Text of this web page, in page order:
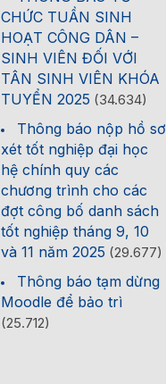
CHỨC TUẦN SINH
HOẠT CÔNG DÂN –
SINH VIÊN ĐỐI VỚI
TÂN SINH VIÊN KHÓA
TUYỂN 2025 (34.634)
Thông báo nộp hồ sơ
xét tốt nghiệp đại học
hệ chính quy các
chương trình cho các
đợt công bố danh sách
tốt nghiệp tháng 9, 10
và 11 năm 2025 (29.677)
Thông báo tạm dừng
Moodle để bảo trì
(25.712)